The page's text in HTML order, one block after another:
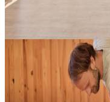
CI di sabato